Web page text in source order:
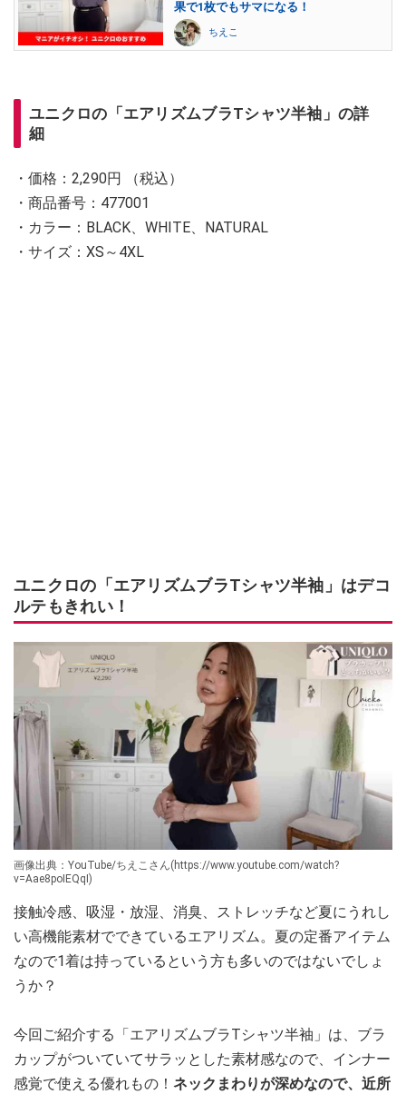
果で1枚でもサマになる！
ちえこ
ユニクロの「エアリズムブラTシャツ半袖」の詳
細
・価格：2,290円 （税込）
・商品番号：477001
・カラー：BLACK、WHITE、NATURAL
・サイズ：XS～4XL
ユニクロの「エアリズムブラTシャツ半袖」はデコ
ルテもきれい！
画像出典：YouTube/ちえこさん(https://www.youtube.com/watch?
v=Aae8poIEQqI)
接触冷感、吸湿・放湿、消臭、ストレッチなど夏にうれし
い高機能素材でできているエアリズム。夏の定番アイテム
なので1着は持っているという方も多いのではないでしょ
うか？
今回ご紹介する「エアリズムブラTシャツ半袖」は、ブラ
カップがついていてサラッとした素材感なので、インナー
感覚で使える優れもの！ ネックまわりが深めなので、近所